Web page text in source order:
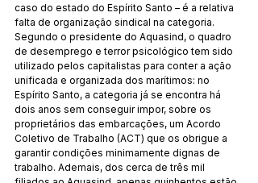
caso do estado do Espírito Santo – é a relativa
falta de organização sindical na categoria.
Segundo o presidente do Aquasind, o quadro
de desemprego e terror psicológico tem sido
utilizado pelos capitalistas para conter a ação
unificada e organizada dos marítimos: no
Espírito Santo, a categoria já se encontra há
dois anos sem conseguir impor, sobre os
proprietários das embarcações, um Acordo
Coletivo de Trabalho (ACT) que os obrigue a
garantir condições minimamente dignas de
trabalho. Ademais, dos cerca de três mil